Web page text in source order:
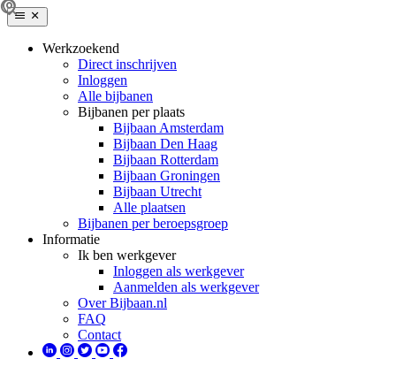
Werkzoekend
Direct inschrijven
Inloggen
Alle bijbanen
Bijbanen per plaats
Bijbaan Amsterdam
Bijbaan Den Haag
Bijbaan Rotterdam
Bijbaan Groningen
Bijbaan Utrecht
Alle plaatsen
Bijbanen per beroepsgroep
Informatie
Ik ben werkgever
Inloggen als werkgever
Aanmelden als werkgever
Over Bijbaan.nl
FAQ
Contact